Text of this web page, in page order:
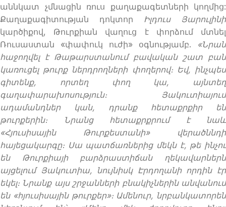
աննկատ չմնացին ռուս քաղաքագետների կողմից:
Քաղաքագիտության դոկտոր Իլդուս Յարուլինի
կարծիքով, Թուրքիան վաղուց է փորձում մտնել
Ռուսաստան «փափուկ ուժի» օգնությամբ. «Նրան
հաջողվել է Թաթարստանում բավական շատ բան
կառուցել թուրք ներդրողների փողերով։ Եվ, ինչպես
գիտենք, որտեղ փող կա, այնտեղ
գաղափարախոսություն։ Յակուտիայում
ադամանդներ կան, դրանք հետաքրքիր են
թուրքերին։ Նրանց հետաքրքրում է նաև
«Հյուսիսային Թուրքեստանի» վերածննդի
հայեցակարգը։ Սա պատճառներից մեկն է, թե ինչու
են Թուրքիայի բարձրաստիճան ղեկավարներն
այցելում Յակուտիա, նույնիսկ Էրդողանի որդին էր
եկել։ Նրանք այս շրջանների բնակիչներին անվանում
են «հյուսիսային թուրքեր»։ Ամենուր, նրբանկատորեն